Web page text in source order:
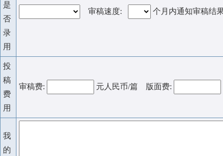
是
否
录
用
审稿速度: 个月内通知审稿结
投
稿
费
用
审稿费: 元人民币/篇 版面费:
我
的